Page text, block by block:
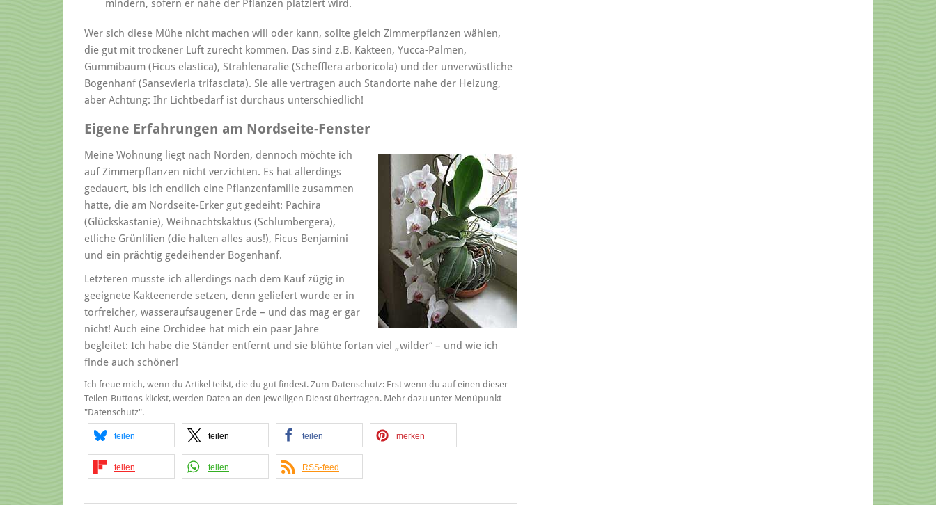
mindern, sofern er nahe der Pflanzen platziert wird.
Wer sich diese Mühe nicht machen will oder kann, sollte gleich Zimmerpflanzen wählen,
die gut mit trockener Luft zurecht kommen. Das sind z.B. Kakteen, Yucca-Palmen,
Gummibaum (Ficus elastica), Strahlenaralie (Schefflera arboricola) und der unverwüstliche
Bogenhanf (Sansevieria trifasciata). Sie alle vertragen auch Standorte nahe der Heizung,
aber Achtung: Ihr Lichtbedarf ist durchaus unterschiedlich!
Eigene Erfahrungen am Nordseite-Fenster
Meine Wohnung liegt nach Norden, dennoch möchte ich
auf Zimmerpflanzen nicht verzichten. Es hat allerdings
gedauert, bis ich endlich eine Pflanzenfamilie zusammen
hatte, die am Nordseite-Erker gut gedeiht: Pachira
(Glückskastanie), Weihnachtskaktus (Schlumbergera),
etliche Grünlilien (die halten alles aus!), Ficus Benjamini
und ein prächtig gedeihender Bogenhanf.
Letzteren musste ich allerdings nach dem Kauf zügig in
geeignete Kakteenerde setzen, denn geliefert wurde er in
torfreicher, wasseraufsaugener Erde – und das mag er gar
nicht! Auch eine Orchidee hat mich ein paar Jahre
begleitet: Ich habe die Ständer entfernt und sie blühte fortan viel „wilder“ – und wie ich
finde auch schöner!
Ich freue mich, wenn du Artikel teilst, die du gut findest. Zum Datenschutz: Erst wenn du auf einen dieser
Teilen-Buttons klickst, werden Daten an den jeweiligen Dienst übertragen. Mehr dazu unter Menüpunkt
"Datenschutz".
teilen teilen teilen merken
teilen teilen RSS-feed